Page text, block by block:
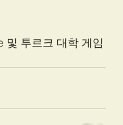
및 투르크 대학 게임